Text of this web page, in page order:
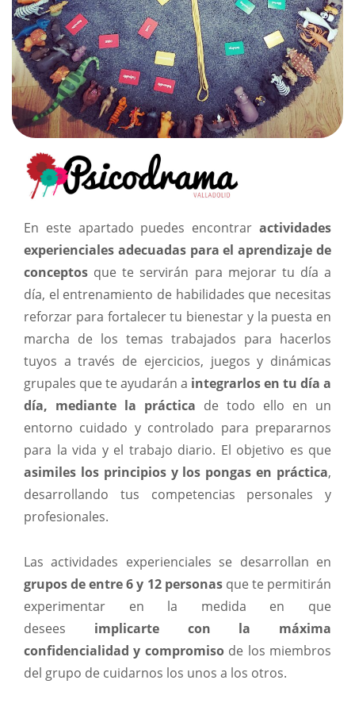
En este apartado puedes encontrar actividades
experienciales adecuadas para el aprendizaje de
conceptos que te servirán para mejorar tu día a
día, el entrenamiento de habilidades que necesitas
reforzar para fortalecer tu bienestar y la puesta en
marcha de los temas trabajados para hacerlos
tuyos a través de ejercicios, juegos y dinámicas
grupales que te ayudarán a integrarlos en tu día a
día, mediante la práctica de todo ello en un
entorno cuidado y controlado para prepararnos
para la vida y el trabajo diario. El objetivo es que
asimiles los principios y los pongas en práctica,
desarrollando tus competencias personales y
profesionales.
Las actividades experienciales se desarrollan en
grupos de entre 6 y 12 personasque te permitirán
experimentar en la medida en que
desees implicarte con la máxima
confidencialidad y compromisode los miembros
del grupo de cuidarnos los unos a los otros.